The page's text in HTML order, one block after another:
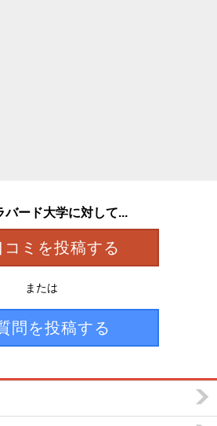
バード大学に対して...
コミを投稿する
または
問を投稿する